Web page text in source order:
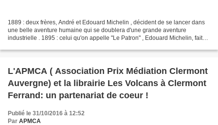
1889 : deux frères, André et Edouard Michelin , décident de se lancer dans
une belle aventure humaine qui se doublera d'une grande aventure
industrielle . 1895 : celui qu'on appelle "Le Patron" , Edouard Michelin, fait
L'APMCA ( Association Prix Médiation Clermont
Auvergne) et la librairie Les Volcans à Clermont
Ferrand: un partenariat de coeur !
Publié le 31/10/2016 à 12:52
Par APMCA